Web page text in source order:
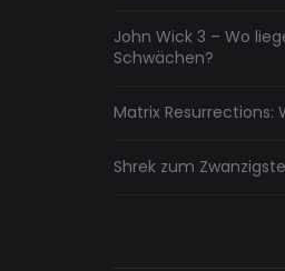
John Wick 3 – Wo
Schwächen?
Matrix Resurrections:
Shrek zum